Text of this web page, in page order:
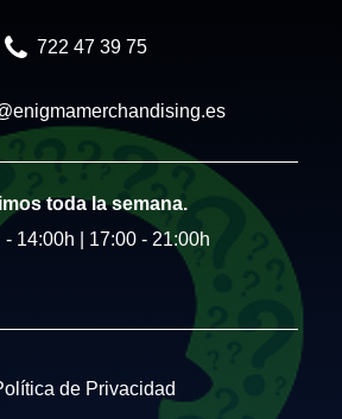
722 47 39 75
toda la semana.
- 14:00h | 17:00 - 21:00h
de Privacidad